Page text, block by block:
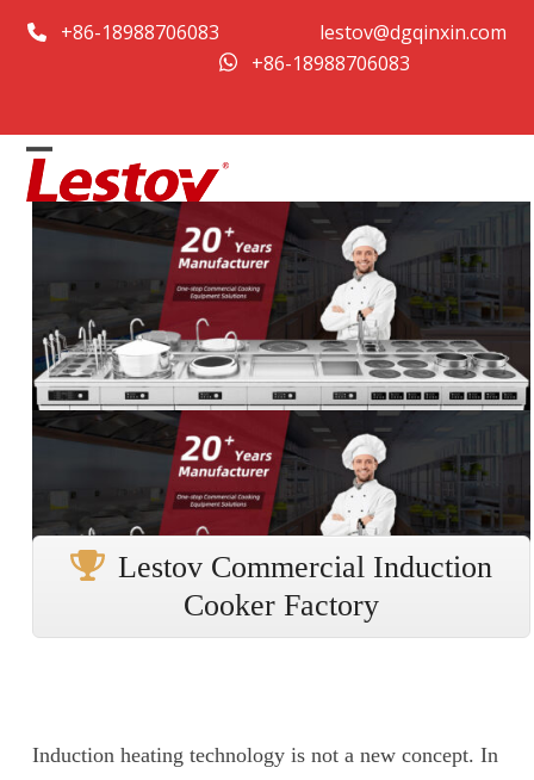
+86-18988706083
lestov@dgqinxin.com
+86-18988706083
Open
mobile
Close
mobile
Lestov Commercial Induction
Cooker Factory
Induction heating technology is not a new concept. In